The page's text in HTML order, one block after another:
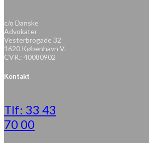
c/o Danske
Advokater
Vesterbrogade 32
1620 København V.
CVR.: 40080902
Kontakt
Tlf: 33 43
70 00